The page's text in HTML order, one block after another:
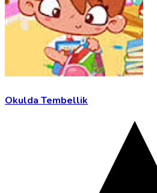
Okulda Tembellik